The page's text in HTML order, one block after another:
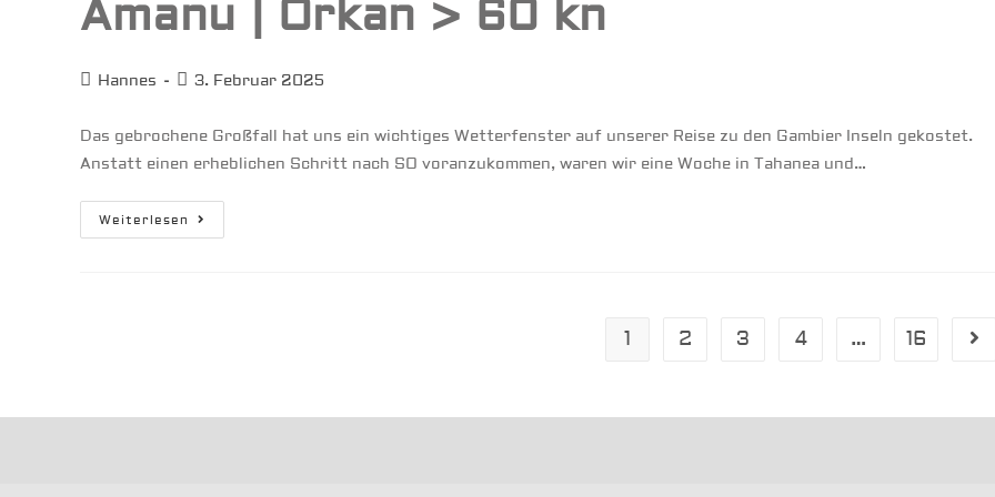
Amanu | Orkan > 60 kn
Beitrags-
Hannes
Beitrag
3. Februar 2025
Das gebrochene Großfall hat uns ein wichtiges Wetterfenster auf unserer Reise zu den Gambier Inseln gekostet.
Anstatt einen erheblichen Schritt nach SO voranzukommen, waren wir eine Woche in Tahanea und…
Weiterlesen Amanu
|
1 2 3 4 … 16